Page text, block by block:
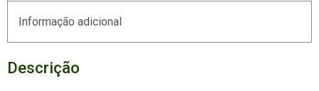
Informação adicional
Descrição